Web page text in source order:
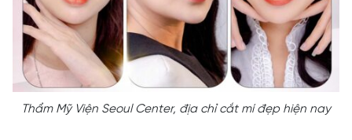
Thẩm Mỹ Viện Seoul Center, địa chỉ cắt mí đẹp hiện nay